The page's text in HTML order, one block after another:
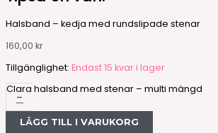
Halsband – kedja med rundslipade stenar
160,00 kr
Tillgänglighet: Endast 15 kvar i lager
-
Clara halsband med stenar – multi mängd
LÄGG TILL I VARUKORG